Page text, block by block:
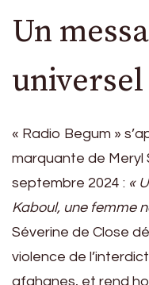
Un
universel
« Radio Begum »
marquante de Meryl
septembre 2024 : «
Kaboul, une femme
Séverine de Close
violence de
afghanes, et rend